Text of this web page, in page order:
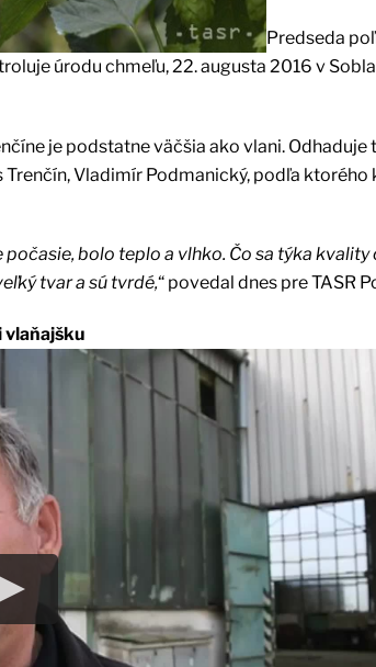
Predseda
úrodu chmeľu, 22. augusta 2016 v
je podstatne väčšia ako vlani. Odhaduje
Vladimír Podmanický, podľa ktorého
bolo teplo a vlhko. Čo sa týka kvality
tvar a sú tvrdé,“ povedal dnes pre TASR
vlaňajšku